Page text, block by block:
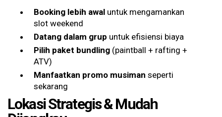
Booking lebih awaluntuk mengamankan
slot weekend
Datang dalam grup untuk efisiensi biaya
Pilih paket bundling(paintball + rafting +
ATV)
Manfaatkan promo musiman seperti
sekarang
Lokasi Strategis & Mudah